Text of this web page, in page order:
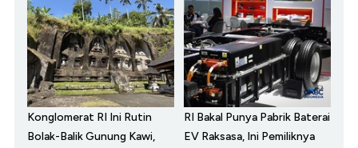
Konglomerat RI Ini Rutin
Bolak-Balik Gunung Kawi,
RI Bakal Punya Pabrik Baterai
EV Raksasa, Ini Pemiliknya